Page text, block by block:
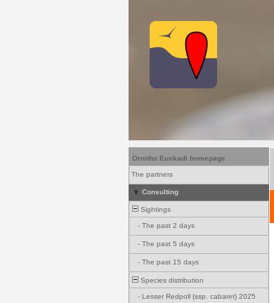
Ornitho Euskadi homepage
The partners
Consulting
Sightings
- The past 2 days
- The past 5 days
- The past 15 days
Species distribution
- Lesser Redpoll (ssp. cabaret) 2025